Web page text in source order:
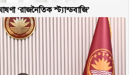
‘রাজনৈতিক স্ট্যান্ডবাজি’